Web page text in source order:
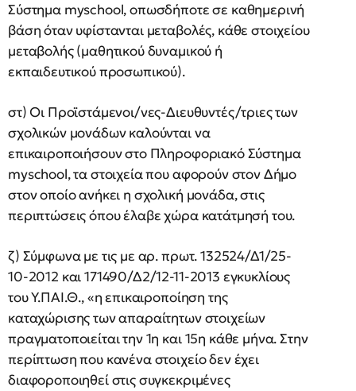
Σύστημα myschool, οπωσδήποτε σε καθημερινή
βάση όταν υφίστανται μεταβολές, κάθε στοιχείου
μεταβολής (μαθητικού δυναμικού ή
εκπαιδευτικού προσωπικού).
στ) Οι Προϊστάμενοι/νες-Διευθυντές/τριες των
σχολικών μονάδων καλούνται να
επικαιροποιήσουν στο Πληροφοριακό Σύστημα
myschool, τα στοιχεία που αφορούν στον Δήμο
στον οποίο ανήκει η σχολική μονάδα, στις
περιπτώσεις όπου έλαβε χώρα κατάτμησή του.
ζ) Σύμφωνα με τις με αρ. πρωτ. 132524/Δ1/25-
10-2012 και 171490/Δ2/12-11-2013 εγκυκλίους
του Υ.ΠΑΙ.Θ., «η επικαιροποίηση της
καταχώρισης των απαραίτητων στοιχείων
πραγματοποιείται την 1η και 15η κάθε μήνα. Στην
περίπτωση που κανένα στοιχείο δεν έχει
διαφοροποιηθεί στις συγκεκριμένες